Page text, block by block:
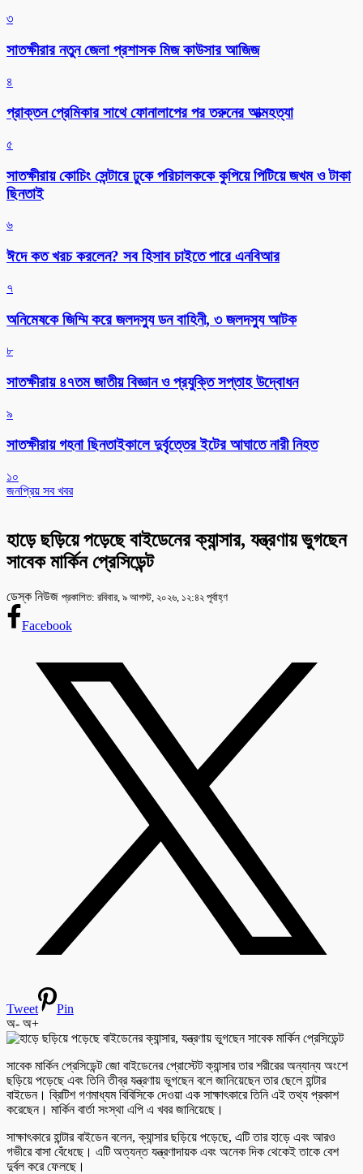
৩
সাতক্ষীরার নতুন জেলা প্রশাসক মিজ কাউসার আজিজ
৪
প্রাক্তন প্রেমিকার সাথে ফোনালাপের পর তরুনের আত্মহত্যা
৫
সাতক্ষীরায় কোচিং সেন্টারে ঢুকে পরিচালককে কুপিয়ে পিটিয়ে জখম ও টাকা
ছিনতাই
৬
ঈদে কত খরচ করলেন? সব হিসাব চাইতে পারে এনবিআর
৭
অনিমেষকে জিম্মি করে জলদস্যু ডন বাহিনী, ৩ জলদস্যু আটক
৮
সাতক্ষীরায় ৪৭তম জাতীয় বিজ্ঞান ও প্রযুক্তি সপ্তাহ উদ্বোধন
৯
সাতক্ষীরায় গহনা ছিনতাইকালে দুর্বৃত্তের ইটের আঘাতে নারী নিহত
১০
জনপ্রিয় সব খবর
হাড়ে ছড়িয়ে পড়েছে বাইডেনের ক্যান্সার, যন্ত্রণায় ভুগছেন
সাবেক মার্কিন প্রেসিডেন্ট
ডেস্ক নিউজ প্রকাশিত: রবিবার, ৯ আগস্ট, ২০২৬, ১২:৪২ পূর্বাহ্ণ
Facebook
Tweet
Pin
অ- অ+
সাবেক মার্কিন প্রেসিডেন্ট জো বাইডেনের প্রোস্টেট ক্যান্সার তার শরীরের অন্যান্য অংশে
ছড়িয়ে পড়েছে এবং তিনি তীব্র যন্ত্রণায় ভুগছেন বলে জানিয়েছেন তার ছেলে হান্টার
বাইডেন। ব্রিটিশ গণমাধ্যম বিবিসিকে দেওয়া এক সাক্ষাৎকারে তিনি এই তথ্য প্রকাশ
করেছেন। মার্কিন বার্তা সংস্থা এপি এ খবর জানিয়েছে।
সাক্ষাৎকারে হান্টার বাইডেন বলেন, ক্যান্সার ছড়িয়ে পড়েছে, এটি তার হাড়ে এবং আরও
গভীরে বাসা বেঁধেছে। এটি অত্যন্ত যন্ত্রণাদায়ক এবং অনেক দিক থেকেই তাকে বেশ
দুর্বল করে ফেলছে।